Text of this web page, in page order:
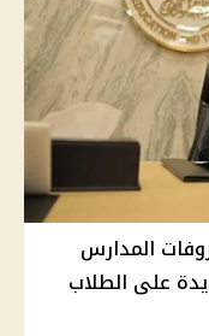
المدارس
على الطلاب